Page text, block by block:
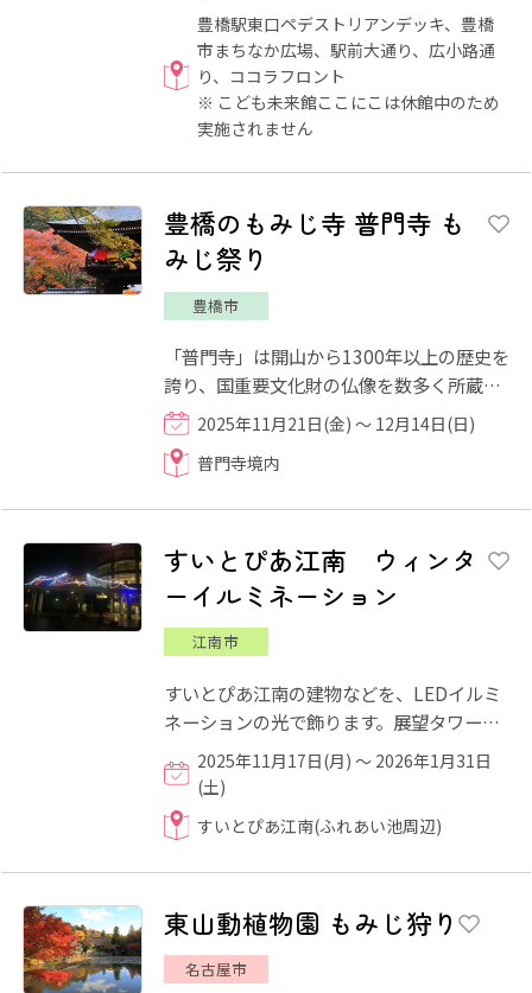
豊橋駅東口ペデストリアンデッキ、豊橋
市まちなか広場、駅前大通り、広小路通
り、ココラフロント
※ こども未来館ここにこは休館中のため
実施されません
豊橋のもみじ寺 普門寺 も
みじ祭り
豊橋市
「普門寺」は開山から1300年以上の歴史を
誇り、国重要文化財の仏像を数多く所蔵す
る貴重なお寺です。愛知県で遅くまで紅葉
を楽しめる「豊橋のもみ...
2025年11月21日(金) ～ 12月14日(日)
普門寺境内
すいとぴあ江南 ウィンタ
ーイルミネーション
江南市
すいとぴあ江南の建物などを、LEDイルミ
ネーションの光で飾ります。展望タワーか
らきらきらと輝く美しい夜景も望むことが
できます。 ※ 画像は今...
2025年11月17日(月) ～ 2026年1月31日
(土)
すいとぴあ江南(ふれあい池周辺)
東山動植物園 もみじ狩り
名古屋市